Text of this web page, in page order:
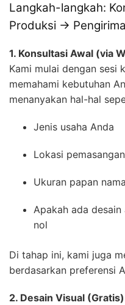
Langkah-langkah:
Produksi →
1. Konsultasi Awal (via
Kami mulai dengan sesi
memahami kebutuhan
menanyakan hal-hal
Jenis usaha Anda
Lokasi pemasangan
Ukuran papan
Apakah ada
nol
Di tahap ini, kami juga
berdasarkan preferensi
2. Desain Visual (Gratis)